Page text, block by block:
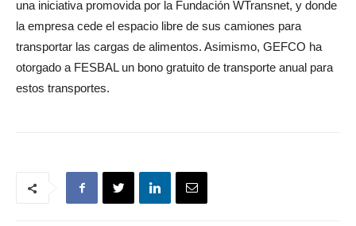
una iniciativa promovida por la Fundación WTransnet, y donde
la empresa cede el espacio libre de sus camiones para
transportar las cargas de alimentos. Asimismo, GEFCO ha
otorgado a FESBAL un bono gratuito de transporte anual para
estos transportes.